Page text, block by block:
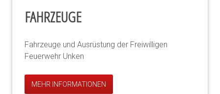
FAHRZEUGE
Fahrzeuge und Ausrüstung der Freiwilligen
Feuerwehr Unken
MEHR INFORMATIONEN